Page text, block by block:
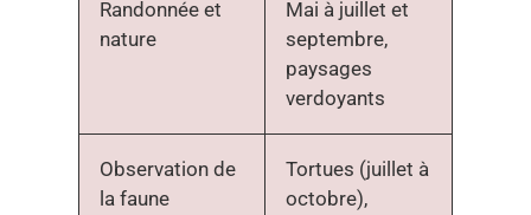
Randonnée et
nature
Mai à juillet et
septembre,
paysages
verdoyants
Observation de
la faune
Tortues (juillet à
octobre),